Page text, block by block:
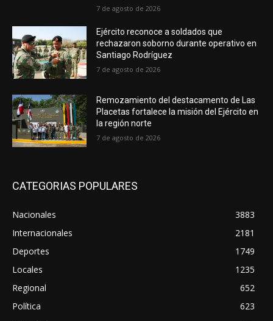
7 de agosto de 2026
Ejército reconoce a soldados que
rechazaron soborno durante operativo en
Santiago Rodríguez
7 de agosto de 2026
Remozamiento del destacamento de Las
Placetas fortalece la misión del Ejército en
la región norte
7 de agosto de 2026
CATEGORIAS POPULARES
Nacionales
3883
Internacionales
2181
Deportes
1749
Locales
1235
Regional
652
Política
623